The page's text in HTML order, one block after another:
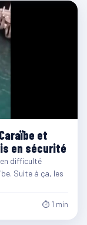
et
en sécurité
difficulté
Suite à ça, les
⏱ 1 min